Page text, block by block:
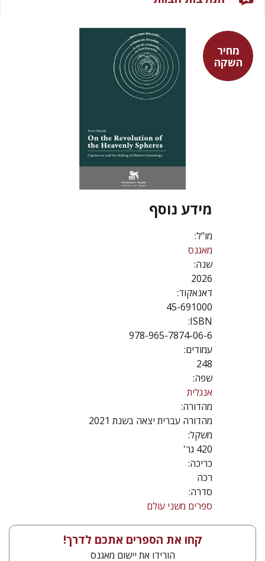
מחיר
השקה
מידע נוסף
מו"ל:
מאגנס
שנה:
2026
דאנאקוד:
45-691000
ISBN:
978-965-7874-06-6
עמודים:
248
שפה:
אנגלית
מהדורה:
מהדורה עברית יצאה בשנת 2021
משקל:
420 גר'
כריכה:
רכה
סדרה:
ספרים משני עולם
קחו את הספרים אתכם לדרך!
הורידו את יישום מאגנס